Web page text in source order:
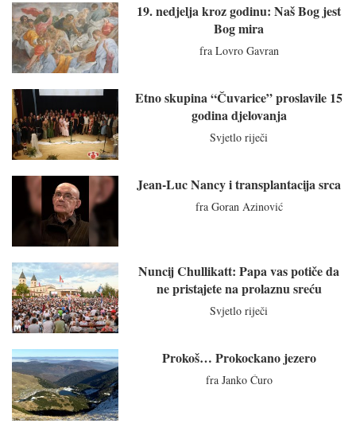
19. nedjelja kroz godinu: Naš Bog jest
Bog mira
fra Lovro Gavran
Etno skupina “Čuvarice” proslavile 15
godina djelovanja
Svjetlo riječi
Jean-Luc Nancy i transplantacija srca
fra Goran Azinović
Nuncij Chullikatt: Papa vas potiče da
ne pristajete na prolaznu sreću
Svjetlo riječi
Prokoš… Prokockano jezero
fra Janko Ćuro